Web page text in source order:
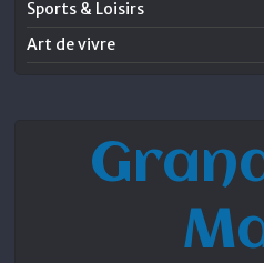
Sports & Loisirs
Art de vivre